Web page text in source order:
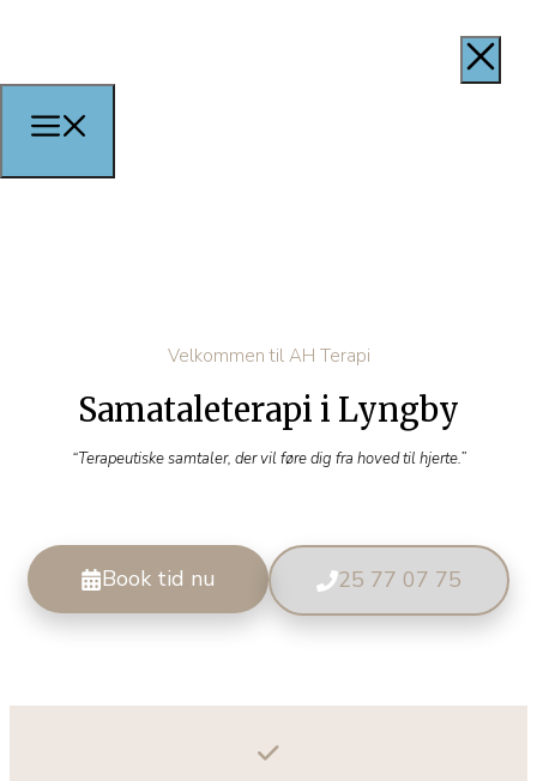
Velkommen til AH Terapi
Samataleterapi i Lyngby
“Terapeutiske samtaler, der vil føre dig fra hoved til hjerte.”
Book tid nu 25 77 07 75